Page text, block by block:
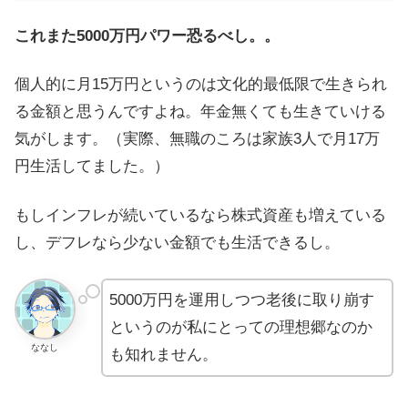
これまた5000万円パワー恐るべし。。
個人的に月15万円というのは文化的最低限で生きられ
る金額と思うんですよね。年金無くても生きていける
気がします。（実際、無職のころは家族3人で月17万
円生活してました。）
もしインフレが続いているなら株式資産も増えている
し、デフレなら少ない金額でも生活できるし。
ななし
5000万円を運用しつつ老後に取り崩す
というのが私にとっての理想郷なのか
も知れません。